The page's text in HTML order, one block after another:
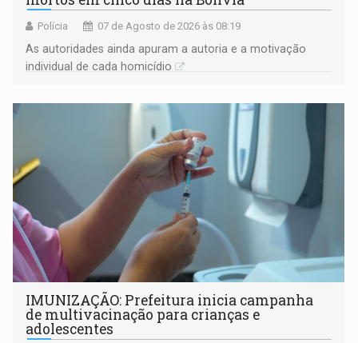
Polícia 07 de Agosto de 2026 às 08:19
As autoridades ainda apuram a autoria e a motivação
individual de cada homicídio
IMUNIZAÇÃO: Prefeitura inicia campanha
de multivacinação para crianças e
adolescentes